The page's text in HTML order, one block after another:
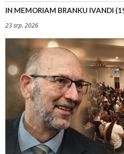
IN MEMORIAM BRANKU IVANDI
23 srp. 2026